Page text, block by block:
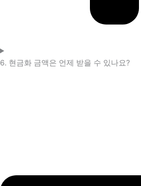
6. 현금화 금액은 언제 받을 수 있나요?